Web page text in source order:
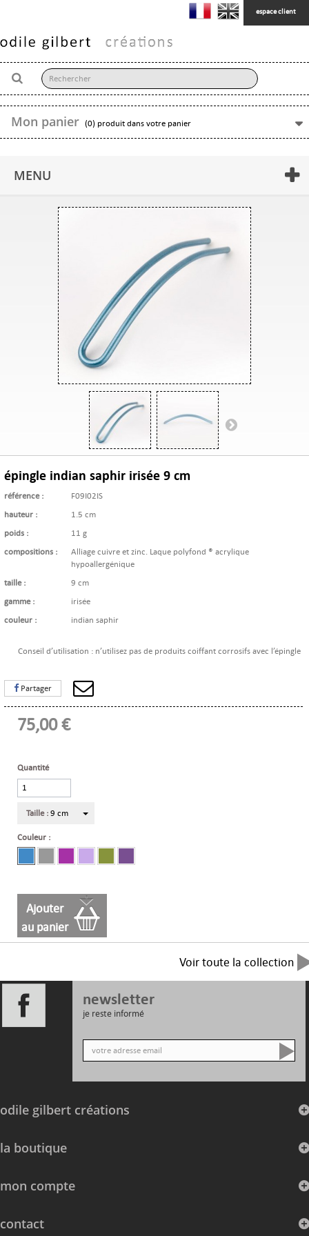
espace client
Mon panier (0) produit dans votre panier
MENU
épingle indian saphir irisée 9 cm
référence :
F09I02IS
hauteur :
1.5 cm
poids :
11 g
compositions :
Alliage cuivre et zinc. Laque polyfond ® acrylique
hypoallergénique
taille :
9 cm
gamme :
irisée
couleur :
indian saphir
Conseil d’utilisation : n’utilisez pas de produits coiffant corrosifs avec l’épingle
Partager
75,00 €
Quantité
Taille : 9 cm
Couleur :
Ajouter
au panier
Voir toute la collection
newsletter
je reste informé
odile gilbert créations
la boutique
mon compte
contact